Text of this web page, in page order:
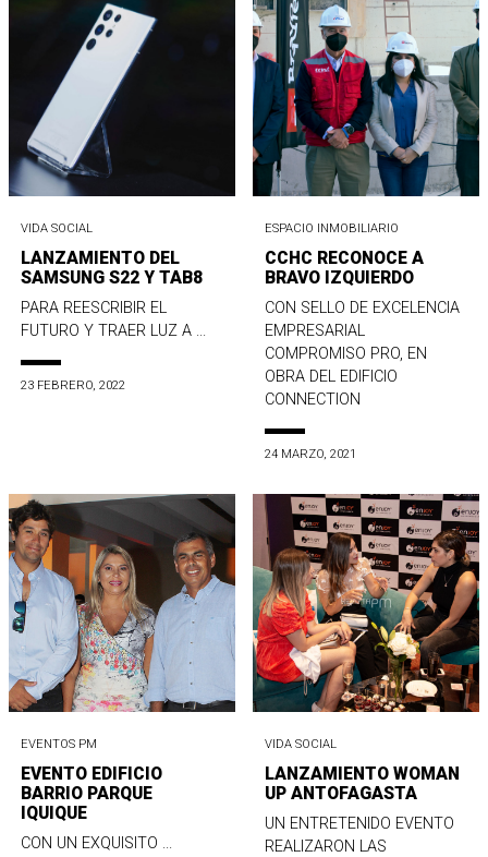
VIDA SOCIAL
LANZAMIENTO DEL
SAMSUNG S22 Y TAB8
PARA REESCRIBIR EL
FUTURO Y TRAER LUZ A ...
23 FEBRERO, 2022
ESPACIO INMOBILIARIO
CCHC RECONOCE A
BRAVO IZQUIERDO
CON SELLO DE EXCELENCIA
EMPRESARIAL
COMPROMISO PRO, EN
OBRA DEL EDIFICIO
CONNECTION
24 MARZO, 2021
EVENTOS PM
EVENTO EDIFICIO
BARRIO PARQUE
IQUIQUE
CON UN EXQUISITO ...
VIDA SOCIAL
LANZAMIENTO WOMAN
UP ANTOFAGASTA
UN ENTRETENIDO EVENTO
REALIZARON LAS